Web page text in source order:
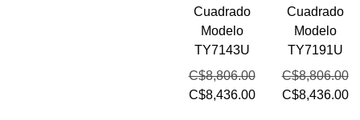
Cuadrado
Modelo
TY7143U
C$8,806.00
C$8,436.00
Cuadrado
Modelo
TY7191U
C$8,806.00
C$8,436.00